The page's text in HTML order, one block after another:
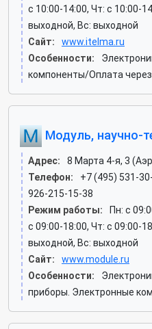
c 10:00-14:00, Чт: c 10:00-
выходной, Вс: выходной
Сайт:
www.itelma.ru
Особенности:
компоненты/Оплата
Модуль, научно-
Адрес:
8 Марта 4-я, 3
Телефон:
+7 (495) 531-
926-215-15-38
Режим работы:
Пн: c
c 09:00-18:00, Чт: c 09:00-
выходной, Вс: выходной
Сайт:
www.module.ru
Особенности:
приборы. Электронные